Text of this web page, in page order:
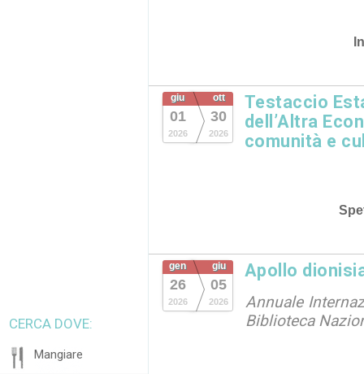
giu
01
2026
ott
30
2026
Testaccio
dell’Altra
comunità e
gen
26
2026
giu
05
2026
Apollo
Annuale
Biblioteca
CERCA DOVE:
Mangiare